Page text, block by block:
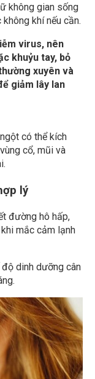
không gian sống
khí nếu cần.
virus, nên
khuỷu tay, bỏ
xuyên và
giảm lây lan
có thể kích
cổ, mũi và
lý
đường hô hấp,
mắc cảm lạnh
dinh dưỡng cân